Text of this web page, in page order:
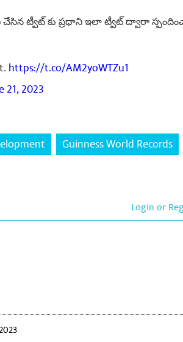
ట్వీట్ కు ప్రధాని ఇలా ట్వీట్ ద్వారా
https://t.co/AM2yoWTZu1
21, 2023
Guinness World Records
Login or